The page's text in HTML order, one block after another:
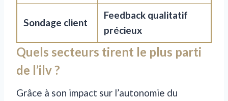
Sondage client
Feedback qualitatif
précieux
Quels secteurs tirent le plus parti
de l’ilv ?
Grâce à son impact sur l’autonomie du